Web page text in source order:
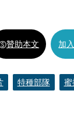
贊助本文 加
特種部隊